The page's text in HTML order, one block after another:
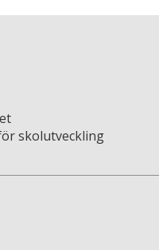
skolutveckling